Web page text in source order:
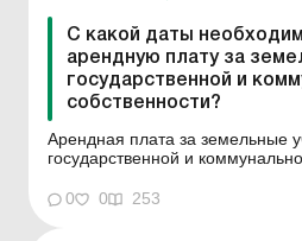
С какой даты
арендную плату за
государственной и
собственности?
Арендная плата за земельные
государственной и
который арендатор вносит
0 0 253